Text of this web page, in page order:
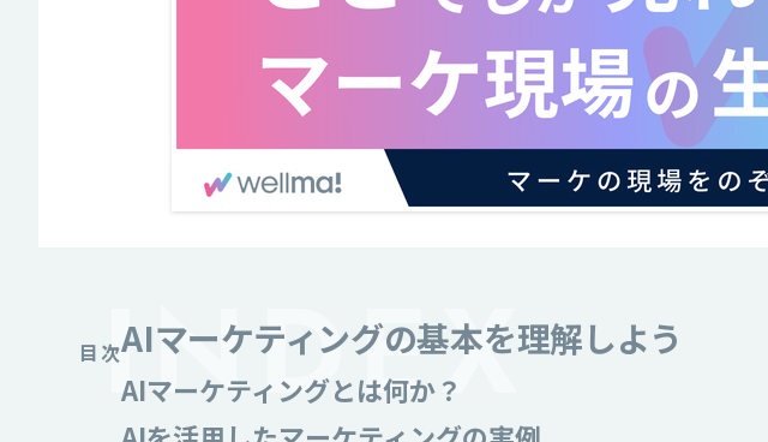
目次AIマーケティングの基本を理解しよう
AIマーケティングとは何か？